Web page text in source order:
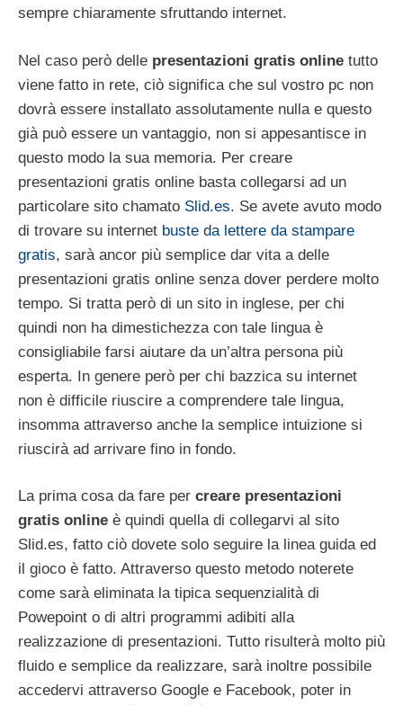
sempre chiaramente sfruttando internet.
Nel caso però delle presentazioni gratis online tutto
viene fatto in rete, ciò significa che sul vostro pc non
dovrà essere installato assolutamente nulla e questo
già può essere un vantaggio, non si appesantisce in
questo modo la sua memoria. Per creare
presentazioni gratis online basta collegarsi ad un
particolare sito chamato Slid.es. Se avete avuto modo
di trovare su internet buste da lettere da stampare
gratis, sarà ancor più semplice dar vita a delle
presentazioni gratis online senza dover perdere molto
tempo. Si tratta però di un sito in inglese, per chi
quindi non ha dimestichezza con tale lingua è
consigliabile farsi aiutare da un’altra persona più
esperta. In genere però per chi bazzica su internet
non è difficile riuscire a comprendere tale lingua,
insomma attraverso anche la semplice intuizione si
riuscirà ad arrivare fino in fondo.
La prima cosa da fare per creare presentazioni
gratis online è quindi quella di collegarvi al sito
Slid.es, fatto ciò dovete solo seguire la linea guida ed
il gioco è fatto. Attraverso questo metodo noterete
come sarà eliminata la tipica sequenzialità di
Powepoint o di altri programmi adibiti alla
realizzazione di presentazioni. Tutto risulterà molto più
fluido e semplice da realizzare, sarà inoltre possibile
accedervi attraverso Google e Facebook, poter in